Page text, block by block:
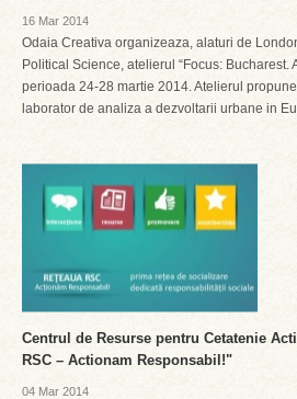
16 Mar 2014
Odaia Creativa organizeaza, alaturi de
Political Science, atelierul “Focus: Bucharest.
perioada 24-28 martie 2014. Atelierul
laborator de analiza a dezvoltarii urbane in
Centrul de Resurse pentru Cetatenie
RSC – Actionam Responsabil!"
04 Mar 2014